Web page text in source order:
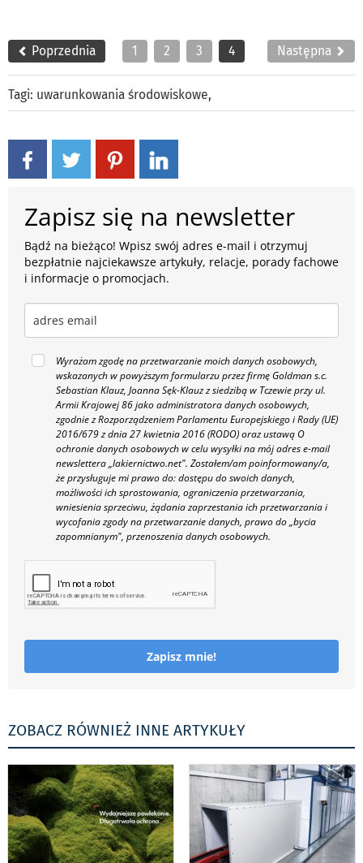
Poprzednia 1 2 3 4 Następna
Tagi: uwarunkowania środowiskowe,
Zapisz się na newsletter
Bądź na bieżąco! Wpisz swój adres e-mail i otrzymuj
bezpłatnie najciekawsze artykuły, relacje, porady fachowe
i informacje o promocjach.
Wyrażam zgodę na przetwarzanie moich danych osobowych,
wskazanych w powyższym formularzu przez firmę Goldman s.c.
Sebastian Klauz, Joanna Sęk-Klauz z siedzibą w Tczewie przy ul.
Armii Krajowej 86 jako administratora danych osobowych,
zgodnie z Rozporządzeniem Parlamentu Europejskiego i Rady (UE)
2016/679 z dnia 27 kwietnia 2016 (RODO) oraz ustawą O
ochronie danych osobowych w celu wysyłki na mój adres e-mail
newslettera „lakiernictwo.net". Zostałem/am poinformowany/a,
że przysługuje mi prawo do: dostępu do swoich danych,
możliwości ich sprostowania, ograniczenia przetwarzania,
wniesienia sprzeciwu, żądania zaprzestania ich przetwarzania i
wycofania zgody na przetwarzanie danych, prawo do „bycia
zapomnianym", przenoszenia danych osobowych.
Zapisz mnie!
ZOBACZ RÓWNIEŻ INNE ARTYKUŁY